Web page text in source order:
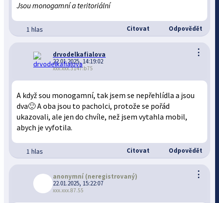
Jsou monogamní a teritoriální
1 hlas Citovat Odpovědět
⋮
drvodelkafialova
22.01.2025, 14:19:02
xxx:xxx.3147:b75
A když sou monogamní, tak jsem se nepřehlídla a jsou
dva🙂 A oba jsou to pacholci, protože se pořád
ukazovali, ale jen do chvíle, než jsem vytahla mobil,
abych je vyfotila.
1 hlas Citovat Odpovědět
⋮
anonymní (neregistrovaný)
22.01.2025, 15:22:07
xxx.xxx.87.55